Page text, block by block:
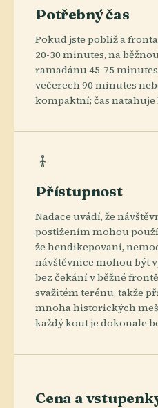
Potřebný čas
Pokud jste poblíž a
20-30 minutes, na
ramadánu 45-75
večerech 90 minutes
kompaktní; čas
Přístupnost
Nadace uvádí, že
postižením mohou
že hendikepovaní,
návštěvnice mohou být
bez čekání v běžné
svažitém terénu, takže
mnoha historických
každý kout je dokonale
Cena a